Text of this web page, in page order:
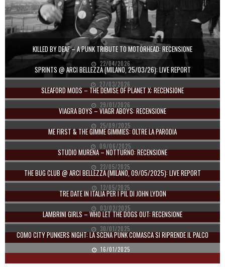
KILLED BY DEAF – A PUNK TRIBUTE TO MOTÖRHEAD: RECENSIONE
22/04/2026
SPRINTS @ ARCI BELLEZZA (MILANO, 25/03/26): LIVE REPORT
27/03/2026
SLEAFORD MODS – THE DEMISE OF PLANET X: RECENSIONE
29/01/2026
VIAGRA BOYS – VIAGR ABOYS: RECENSIONE
25/09/2025
ME FIRST & THE GIMME GIMMIES: OLTRE LA PARODIA
09/06/2025
STUDIO MURENA – NOTTURNO: RECENSIONE
22/05/2025
THE BUG CLUB @ ARCI BELLEZZA (MILANO, 09/05/2025): LIVE REPORT
12/05/2025
TRE DATE IN ITALIA PER I PIL DI JOHN LYDON
03/02/2025
LAMBRINI GIRLS – WHO LET THE DOGS OUT: RECENSIONE
30/01/2025
COMO CITY PUNKERS NIGHT: LA SCENA PUNK COMASCA SI RIPRENDE IL PALCO
16/01/2025